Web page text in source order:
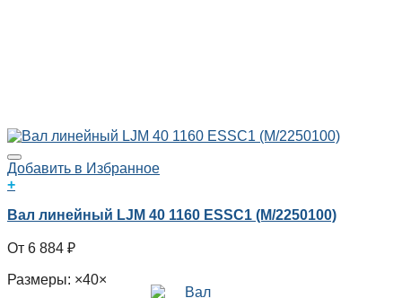
Добавить в Избранное
+
Вал линейный LJM 40 1160 ESSC1 (M/2250100)
6 884 ₽
Размеры: ×40×